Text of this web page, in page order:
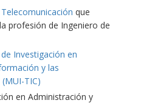
que
profesión de Ingeniero de
Investigación en
y las
TIC)
en Administración y